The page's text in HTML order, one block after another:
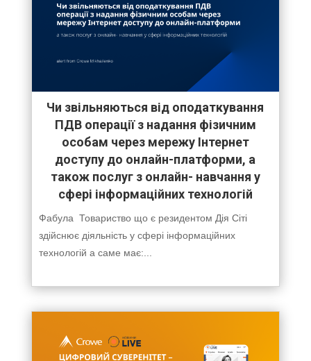
Чи звільняються від оподаткування
ПДВ операції з надання фізичним
особам через мережу Інтернет
доступу до онлайн-платформи, а
також послуг з онлайн- навчання у
сфері інформаційних технологій
Фабула Товариство що є резидентом Дія Сіті
здійснює діяльність у сфері інформаційних
технологій а саме має:...